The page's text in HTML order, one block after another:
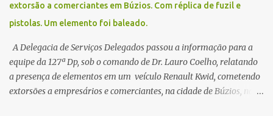
extorsão a comerciantes em Búzios. Com réplica de fuzil e
pistolas. Um elemento foi baleado.
A Delegacia de Serviços Delegados passou a informação para a
equipe da 127ª Dp, sob o comando de Dr. Lauro Coelho, relatando
a presença de elementos em um veículo Renault Kwid, cometendo
extorsões a empresários e comerciantes, na cidade de Búzios, na